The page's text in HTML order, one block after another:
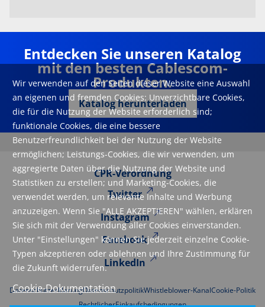
Wir verwenden auf den Seiten dieser Website eine Auswahl
an eigenen und fremden Cookies: Unverzichtbare Cookies,
die für die Nutzung der Website erforderlich sind;
funktionale Cookies, die eine bessere
Benutzerfreundlichkeit bei der Nutzung der Website
ermöglichen; Leistungs-Cookies, die wir verwenden, um
aggregierte Daten über die Nutzung der Website und
Statistiken zu erstellen; und Marketing-Cookies, die
verwendet werden, um relevante Inhalte und Werbung
anzuzeigen. Wenn Sie "ALLE AKZEPTIEREN" wählen, erklären
Sie sich mit der Verwendung aller Cookies einverstanden.
Unter "Einstellungen" können Sie jederzeit einzelne Cookie-
Typen akzeptieren oder ablehnen und Ihre Zustimmung für
die Zukunft widerrufen.
Cookie-Dokumentation
Entdecken Sie unseren Katalog
mit den besten Cablescom-
Produkten.
Katalog herunterladen
CPR-Verordnung
Twitter
Instagram
Facebook
LinkedIn
DatenschutzerklarungDatenschutzpolitikWhistleblower-KanalCookie-Politik
RechtlicherEinkaufsbedingungen